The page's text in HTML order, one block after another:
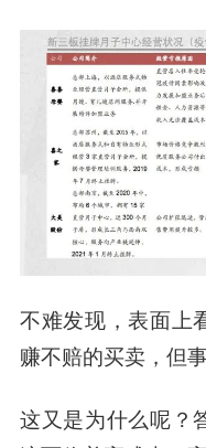
不难发现，表面上
赚不赔的买卖，但
这又是为什么呢？